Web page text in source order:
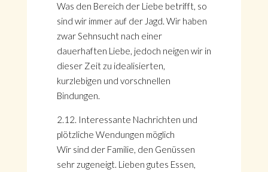
Was den Bereich der Liebe betrifft, so
sind wir immer auf der Jagd. Wir haben
zwar Sehnsucht nach einer
dauerhaften Liebe, jedoch neigen wir in
dieser Zeit zu idealisierten,
kurzlebigen und vorschnellen
Bindungen.
2.12. Interessante Nachrichten und
plötzliche Wendungen möglich
Wir sind der Familie, den Genüssen
sehr zugeneigt. Lieben gutes Essen,